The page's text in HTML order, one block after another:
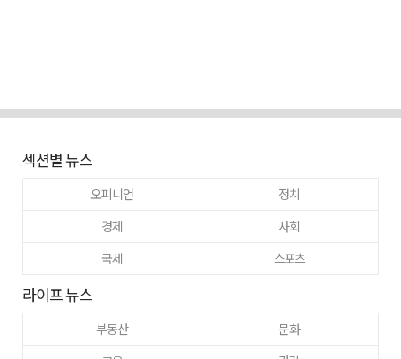
섹션별 뉴스
오피니언
정치
경제
사회
국제
스포츠
라이프 뉴스
부동산
문화